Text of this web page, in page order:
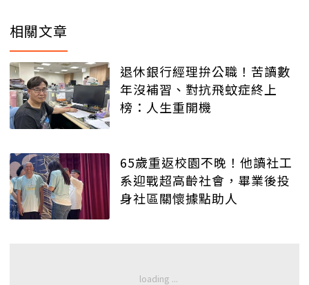
相關文章
退休銀行經理拚公職！苦讀數
年沒補習、對抗飛蚊症終上
榜：人生重開機
65歲重返校園不晚！他讀社工
系迎戰超高齡社會，畢業後投
身社區關懷據點助人